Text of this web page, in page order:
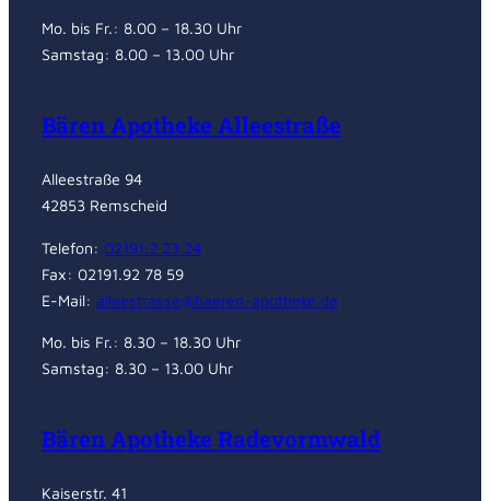
Mo. bis Fr.: 8.00 – 18.30 Uhr
Samstag: 8.00 – 13.00 Uhr
Bären Apotheke Alleestraße
Alleestraße 94
42853 Remscheid
Telefon: 02191.2 23 24
Fax: 02191.92 78 59
E-Mail: alleestrasse@baeren-apotheke.de
Mo. bis Fr.: 8.30 – 18.30 Uhr
Samstag: 8.30 – 13.00 Uhr
Bären Apotheke Radevormwald
Kaiserstr. 41